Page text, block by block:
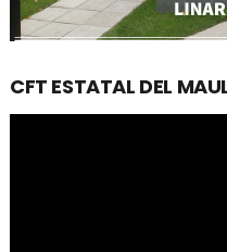
CFT ESTATAL DEL